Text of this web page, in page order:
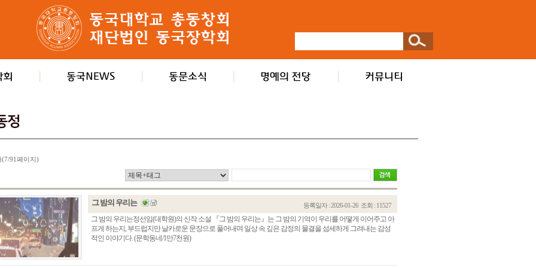
(7/91페이지)
그 밤의 우리는 등록일자 : 2026-01-26 조회 : 11527
그 밤의 우리는정선임(대학원)의 신작 소설 『그 밤의 우리는』는 그 밤의 기억이 우리를 어떻게 이어주고 아
프게 하는지, 부드럽지만 날카로운 문장으로 풀어내며 일상 속 깊은 감정의 물결을 섬세하게 그려내는 감성
적인 이야기다. (문학동네/1만7천원)